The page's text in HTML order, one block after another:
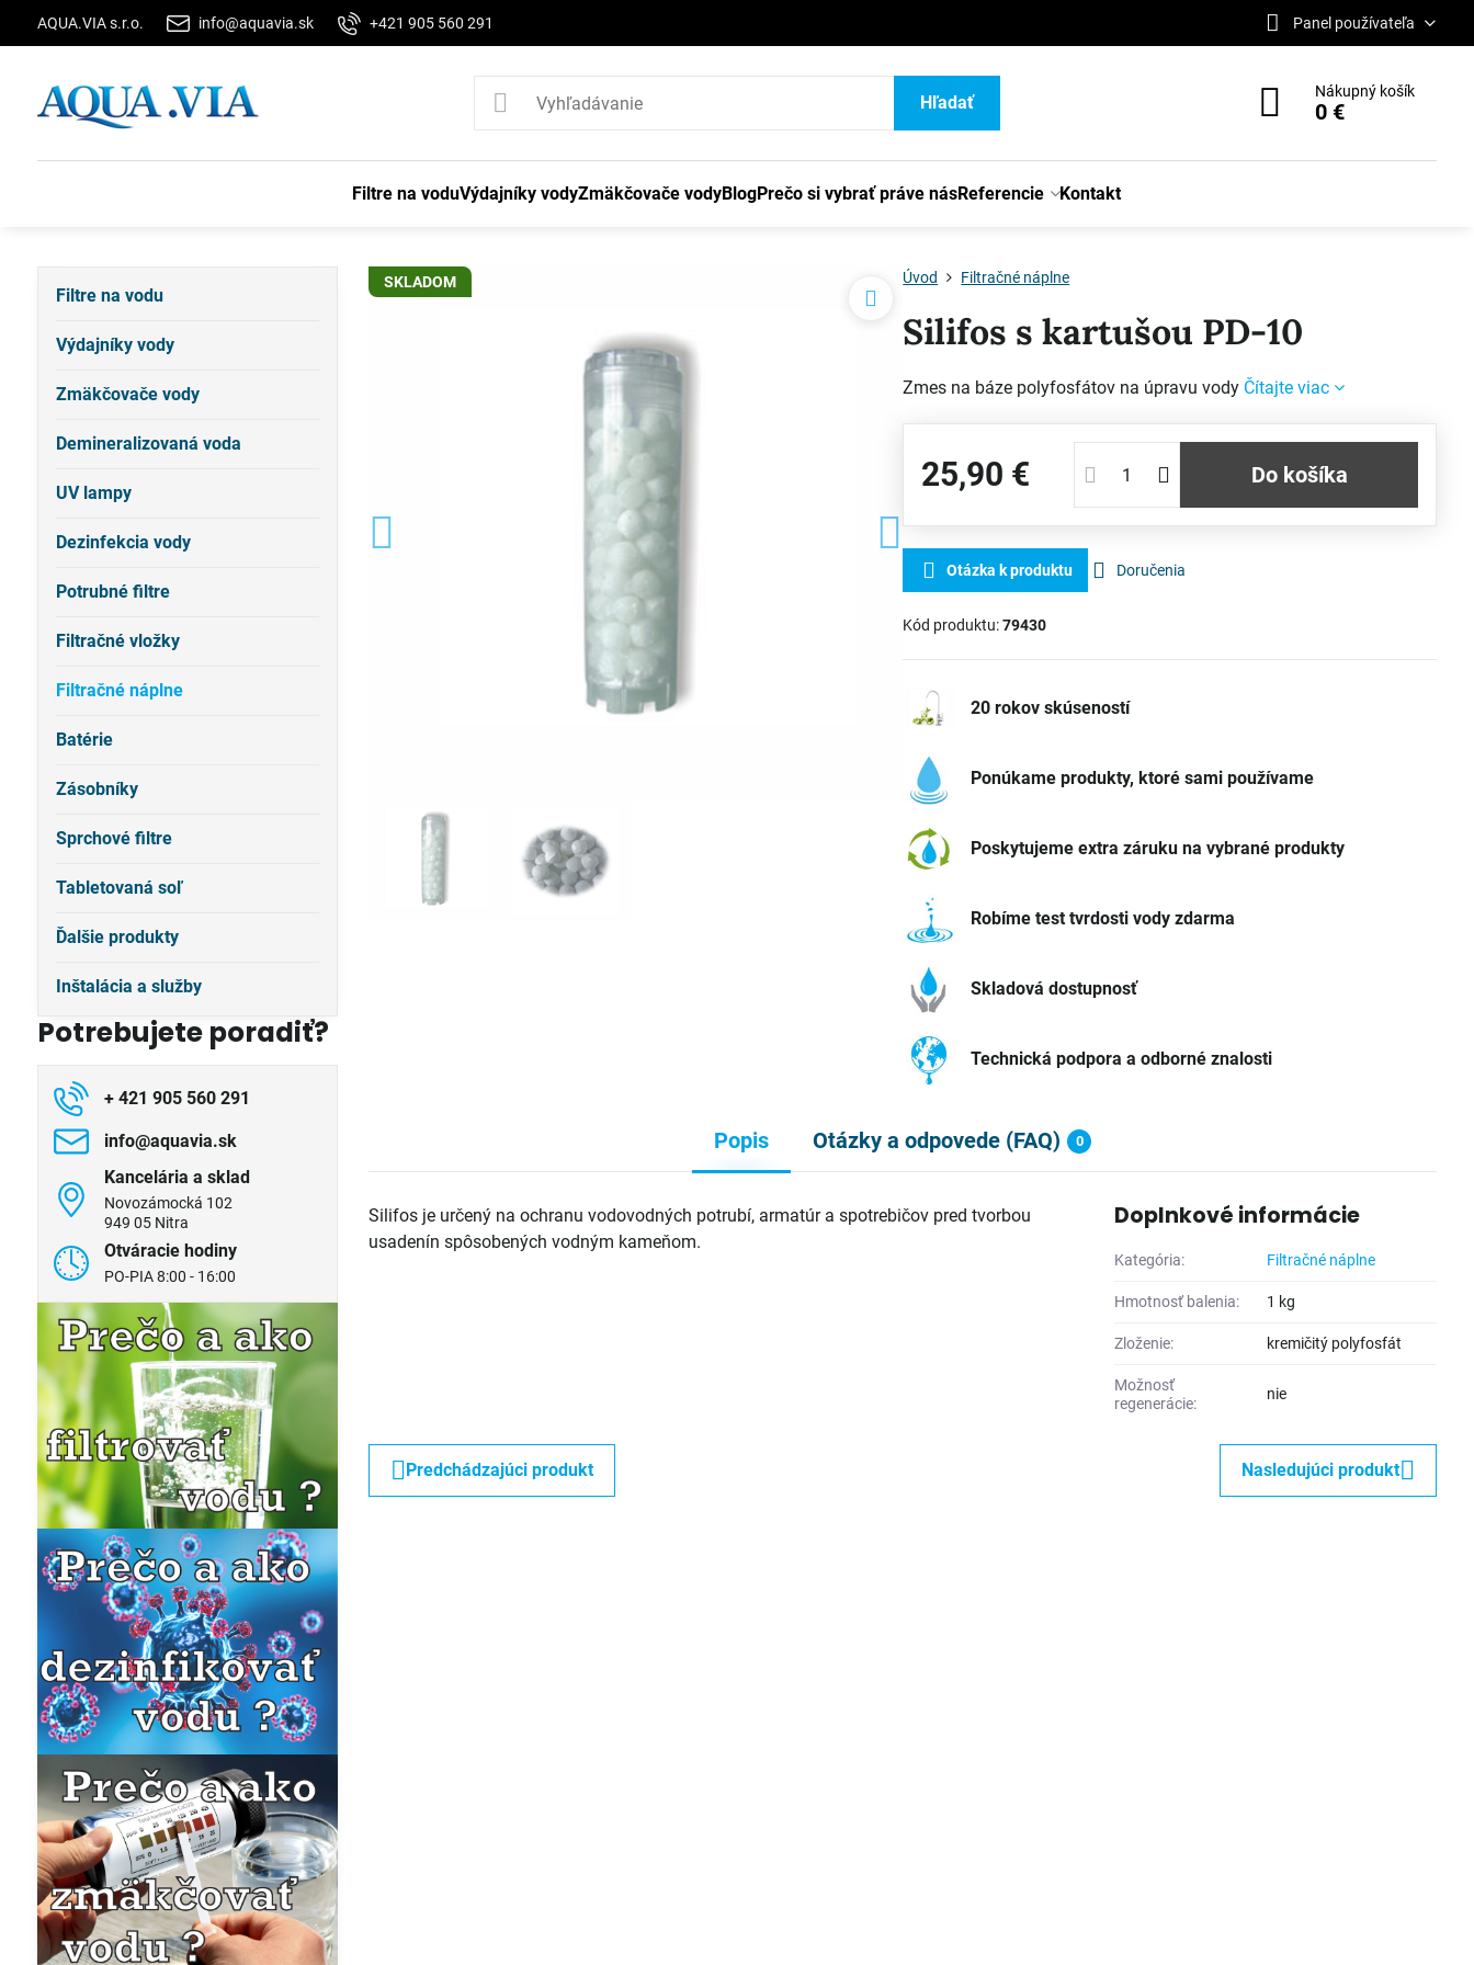
AQUA.VIA s.r.o. info@aquavia.sk +421 905 560 291 Panel používateľa
Hľadať
Nákupný košík
0 €
Filtre na voduVýdajníky vodyZmäkčovače vodyBlogPrečo si vybrať práve násReferencie Kontakt
SKLADOM Úvod Filtračné náplne
Silifos s kartušou PD-10
Zmes na báze polyfosfátov na úpravu vody Čítajte viac
25,90 € Do košíka
Otázka k produktu Doručenia
Kód produktu:79430
20 rokov skúseností
Ponúkame produkty, ktoré sami používame
Poskytujeme extra záruku na vybrané produkty
Robíme test tvrdosti vody zdarma
Skladová dostupnosť
Technická podpora a odborné znalosti
Popis Otázky a odpovede (FAQ) 0
Silifos je určený na ochranu vodovodných potrubí, armatúr a spotrebičov pred tvorbou
usadenín spôsobených vodným kameňom.
Doplnkové informácie
Kategória: Filtračné náplne
Hmotnosť balenia: 1 kg
Zloženie: kremičitý polyfosfát
Možnosť
regenerácie:
nie
Predchádzajúci produkt Nasledujúci produkt
Filtre na vodu
Výdajníky vody
Zmäkčovače vody
Demineralizovaná voda
UV lampy
Dezinfekcia vody
Potrubné filtre
Filtračné vložky
Filtračné náplne
Batérie
Zásobníky
Sprchové filtre
Tabletovaná soľ
Ďalšie produkty
Inštalácia a služby
Potrebujete poradiť?
+ 421 905 560 291
info​@aquavia​.sk
Kancelária a sklad
Novozámocká 102
949 05 Nitra
Otváracie hodiny
PO-PIA 8:00 - 16:00